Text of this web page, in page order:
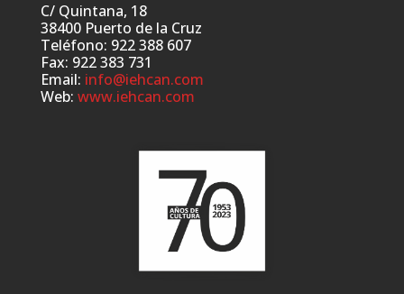
C/ Quintana, 18
38400 Puerto de la Cruz
Teléfono: 922 388 607
Fax: 922 383 731
Email: info@iehcan.com
Web: www.iehcan.com